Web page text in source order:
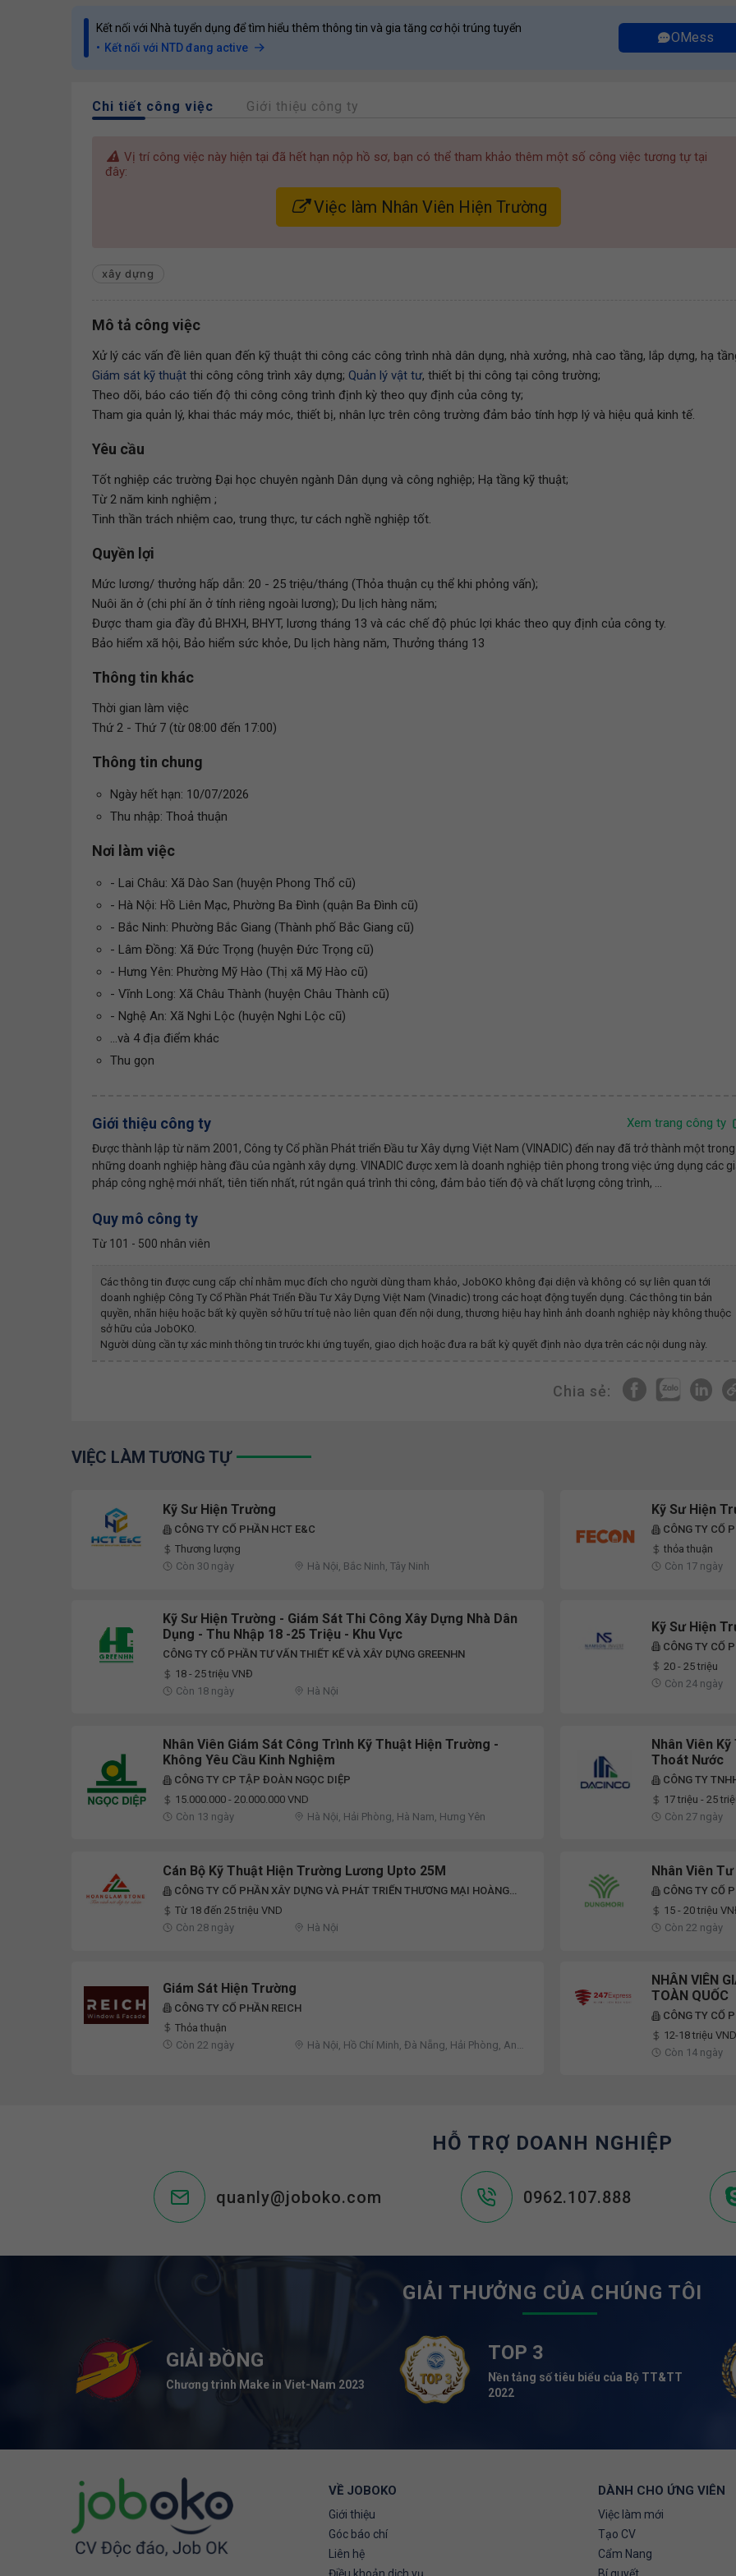
Kết nối với Nhà tuyển dụng để tìm hiểu thêm thông tin và gia tăng cơ hội trúng tuyển
Kết nối với NTD đang active
OMess
Chi tiết công việc Giới thiệu công ty
Vị trí công việc này hiện tại đã hết hạn nộp hồ sơ, bạn có thể tham khảo thêm một số công việc tương tự tại
đây:
Việc làm Nhân Viên Hiện Trường
xây dựng
Mô tả công việc
Xử lý các vấn đề liên quan đến kỹ thuật thi công các công trình nhà dân dụng, nhà xưởng, nhà cao tầng, lắp dựng, hạ
Giám sát kỹ thuật thi công công trình xây dựng; Quản lý vật tư, thiết bị thi công tại công trường;
Theo dõi, báo cáo tiến độ thi công công trình định kỳ theo quy định của công ty;
Tham gia quản lý, khai thác máy móc, thiết bị, nhân lực trên công trường đảm bảo tính hợp lý và hiệu quả kinh tế.
Yêu cầu
Tốt nghiệp các trường Đại học chuyên ngành Dân dụng và công nghiệp; Hạ tầng kỹ thuật;
Từ 2 năm kinh nghiệm ;
Tinh thần trách nhiệm cao, trung thực, tư cách nghề nghiệp tốt.
Quyền lợi
Mức lương/ thưởng hấp dẫn: 20 - 25 triệu/tháng (Thỏa thuận cụ thể khi phỏng vấn);
Nuôi ăn ở (chi phí ăn ở tính riêng ngoài lương); Du lịch hàng năm;
Được tham gia đầy đủ BHXH, BHYT, lương tháng 13 và các chế độ phúc lợi khác theo quy định của công ty.
Bảo hiểm xã hội, Bảo hiểm sức khỏe, Du lịch hàng năm, Thưởng tháng 13
Thông tin khác
Thời gian làm việc
Thứ 2 - Thứ 7 (từ 08:00 đến 17:00)
Thông tin chung
Ngày hết hạn: 10/07/2026
Thu nhập: Thoả thuận
Nơi làm việc
- Lai Châu: Xã Dào San (huyện Phong Thổ cũ)
- Hà Nội: Hồ Liên Mạc, Phường Ba Đình (quận Ba Đình cũ)
- Bắc Ninh: Phường Bắc Giang (Thành phố Bắc Giang cũ)
- Lâm Đồng: Xã Đức Trọng (huyện Đức Trọng cũ)
- Hưng Yên: Phường Mỹ Hào (Thị xã Mỹ Hào cũ)
- Vĩnh Long: Xã Châu Thành (huyện Châu Thành cũ)
- Nghệ An: Xã Nghi Lộc (huyện Nghi Lộc cũ)
...và 4 địa điểm khác
Thu gọn
Giới thiệu công ty Xem trang công ty
Được thành lập từ năm 2001, Công ty Cổ phần Phát triển Đầu tư Xây dựng Việt Nam (VINADIC) đến nay đã trở thành một trong
những doanh nghiệp hàng đầu của ngành xây dựng. VINADIC được xem là doanh nghiệp tiên phong trong việc ứng dụng các
pháp công nghệ mới nhất, tiên tiến nhất, rút ngắn quá trình thi công, đảm bảo tiến độ và chất lượng công trình, ...
Quy mô công ty
Từ 101 - 500 nhân viên
Các thông tin được cung cấp chỉ nhằm mục đích cho người dùng tham khảo, JobOKO không đại diện và không có sự liên quan tới
doanh nghiệp Công Ty Cổ Phần Phát Triển Đầu Tư Xây Dựng Việt Nam (vinadic) trong các hoạt động tuyển dụng. Các thông tin bản
quyền, nhãn hiệu hoặc bất kỳ quyền sở hữu trí tuệ nào liên quan đến nội dung, thương hiệu hay hình ảnh doanh nghiệp này không thuộc
sở hữu của JobOKO.
Người dùng cần tự xác minh thông tin trước khi ứng tuyển, giao dịch hoặc đưa ra bất kỳ quyết định nào dựa trên các nội dung này.
Chia sẻ:
VIỆC LÀM TƯƠNG TỰ
Kỹ Sư Hiện Trường
CÔNG TY CỔ PHẦN HCT E&C
Thương lượng
Còn 30 ngày
Hà Nội, Bắc Ninh, Tây Ninh
Kỹ Sư Hiện
CÔNG TY CỔ
thỏa thuận
Còn 17 ngày
Kỹ Sư Hiện Trường - Giám Sát Thi Công Xây Dựng Nhà Dân
Dụng - Thu Nhập 18 -25 Triệu - Khu Vực
CÔNG TY CỔ PHẦN TƯ VẤN THIẾT KẾ VÀ XÂY DỰNG GREENHN
18 - 25 triệu VNĐ
Còn 18 ngày
Hà Nội
Kỹ Sư Hiện
CÔNG TY CỔ
20 - 25 triệu
Còn 24 ngày
Nhân Viên Giám Sát Công Trình Kỹ Thuật Hiện Trường -
Không Yêu Cầu Kinh Nghiệm
CÔNG TY CP TẬP ĐOÀN NGỌC DIỆP
15.000.000 - 20.000.000 VND
Còn 13 ngày
Hà Nội, Hải Phòng, Hà Nam, Hưng Yên
Nhân Viên
Thoát Nước
CÔNG TY
17 triệu - 25
Còn 27 ngày
Cán Bộ Kỹ Thuật Hiện Trường Lương Upto 25M
CÔNG TY CỔ PHẦN XÂY DỰNG VÀ PHÁT TRIỂN THƯƠNG MẠI HOÀNG
LÂM
Từ 18 đến 25 triệu VND
Còn 28 ngày
Hà Nội
Nhân Viên
CÔNG TY CỔ
15 - 20 triệu
Còn 22 ngày
Giám Sát Hiện Trường
CÔNG TY CỔ PHẦN REICH
Thỏa thuận
Còn 22 ngày
Hà Nội, Hồ Chí Minh, Đà Nẵng, Hải Phòng, An
NHÂN VIÊN
TOÀN QUỐC
CÔNG TY CỔ
12-18 triệu
Còn 14 ngày
HỖ TRỢ DOANH NGHIỆP
quanly@joboko.com 0962.107.888
GIẢI THƯỞNG CỦA CHÚNG TÔI
GIẢI ĐỒNG
Chương trình Make in Viet-Nam 2023
TOP 3
Nền tảng số tiêu biểu của Bộ TT&TT
2022
VỀ JOBOKO
Giới thiệu
Góc báo chí
Liên hệ
DÀNH CHO ỨNG VIÊN
Việc làm mới
Tạo CV
Cẩm Nang